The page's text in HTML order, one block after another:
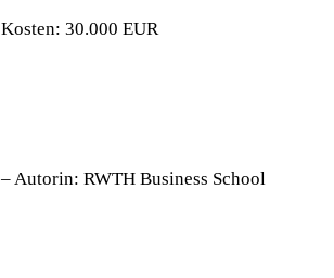
Kosten: 30.000 EUR
– Autorin: RWTH Business School